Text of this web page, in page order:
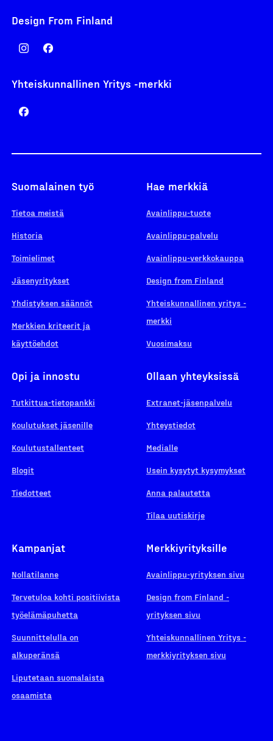
Design From Finland
Yhteiskunnallinen Yritys -merkki
Suomalainen työ
Tietoa meistä
Historia
Toimielimet
Jäsenyritykset
Yhdistyksen säännöt
Merkkien kriteerit ja
käyttöehdot
Hae merkkiä
Avainlippu-tuote
Avainlippu-palvelu
Avainlippu-verkkokauppa
Design from Finland
Yhteiskunnallinen yritys -
merkki
Vuosimaksu
Opi ja innostu
Tutkittua-tietopankki
Koulutukset jäsenille
Koulutustallenteet
Blogit
Tiedotteet
Ollaan yhteyksissä
Extranet-jäsenpalvelu
Yhteystiedot
Medialle
Usein kysytyt kysymykset
Anna palautetta
Tilaa uutiskirje
Kampanjat
Nollatilanne
Tervetuloa kohti positiivista
työelämäpuhetta
Suunnittelulla on
alkuperänsä
Liputetaan suomalaista
osaamista
Merkkiyrityksille
Avainlippu-yrityksen sivu
Design from Finland -
yrityksen sivu
Yhteiskunnallinen Yritys -
merkkiyrityksen sivu